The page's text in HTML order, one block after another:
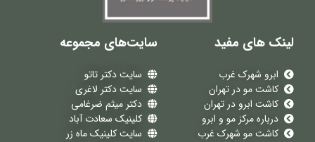
لینک های مفید
ابرو شهرک غرب
کاشت مو در تهران
کاشت ابرو در تهران
درباره مرکز مو و ابرو
کاشت مو شهرک غرب
سایت‌های مجموعه
سایت دکتر تاتو
سایت دکتر لاغری
دکتر میثم ضرغامی
کلینیک سعادت آباد
سایت کلینیک ماه زر